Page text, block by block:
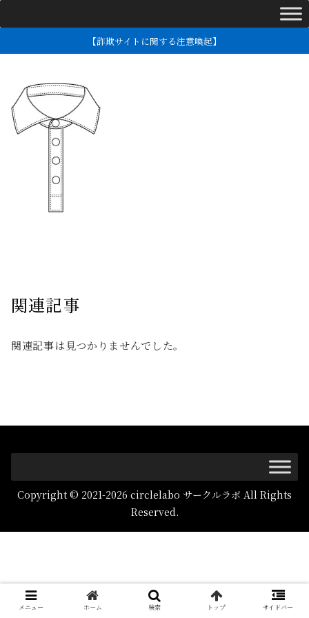
【詐欺サイトに関する注意喚起】
関連記事
関連記事は見つかりませんでした。
Copyright © 2021-2026 circlelabo サークルラボ All Rights
Reserved.
メニュー ホーム 検索 トップ サイドバー